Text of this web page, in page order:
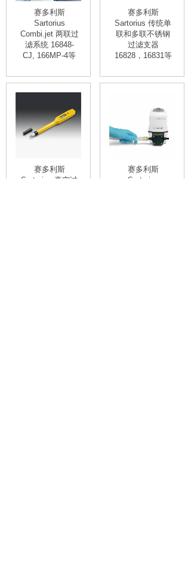
赛多利斯
Sartorius
Combi.jet 两联过
滤系统 16848-
CJ, 166MP-4等
赛多利斯
Sartorius 传统单
联和多联不锈钢
过滤支器
16828，16831等
赛多利斯
Sartorius 真空过
赛多利斯
Sartorius